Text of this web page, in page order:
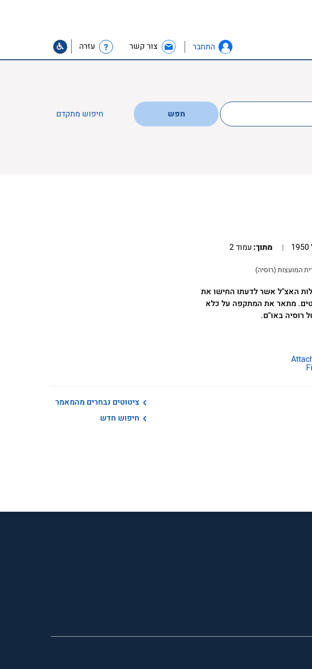
התחבר צור קשר עזרה
חפש חיפוש מתקדם
מתוך: עמוד 2
המועצות (רוסיה)
לסקור את פעולות האצ"ל אשר לדעתו החישו את
מתאר את המתקפה על כלא
רוסיה באו"ם.
ציטוטים נבחרים מהמאמר
חיפוש חדש